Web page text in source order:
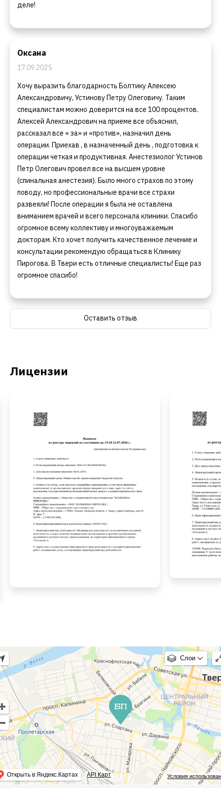
деле!
Оксана
17.09.2025
Хочу выразить благодарность Болтику Алексею
Александровичу, Устинову Петру Олеговичу. Таким
специалистам можно доверится на все 100 процентов.
Алексей Александрович на приеме все объяснил,
рассказал все « за» и «против», назначил день
операции. Приехав , в назначенный день , подготовка к
операции четкая и продуктивная. Анестезиолог Устинов
Петр Олегович провел все на высшем уровне
(спинальная анестезия). Было много страхов по этому
поводу, но профессиональные врачи все страхи
развеяли! После операции я была не оставлена
вниманием врачей и всего персонала клиники. Спасибо
огромное всему коллективу и многоуважаемым
докторам. Кто хочет получить качественное лечение и
консультации рекомендую обращаться в Клинику
Пирогова. В Твери есть отличные специалисты! Еще раз
огромное спасибо!
Оставить отзыв
Лицензии
Условия
Открыть в Яндекс.Картах API Карт
Слои